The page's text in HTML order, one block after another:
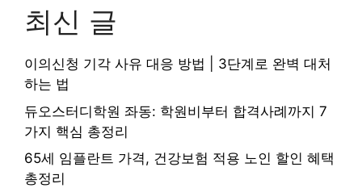
최신 글
이의신청 기각 사유 대응 방법 | 3단계로 완벽 대처
하는 법
듀오스터디학원 좌동: 학원비부터 합격사례까지 7
가지 핵심 총정리
65세 임플란트 가격, 건강보험 적용 노인 할인 혜택
총정리